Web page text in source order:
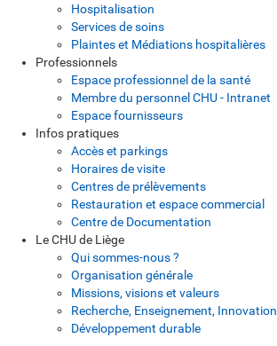
Hospitalisation
Services de soins
Plaintes et Médiations hospitalières
Professionnels
Espace professionnel de la santé
Membre du personnel CHU - Intranet
Espace fournisseurs
Infos pratiques
Accès et parkings
Horaires de visite
Centres de prélèvements
Restauration et espace commercial
Centre de Documentation
Le CHU de Liège
Qui sommes-nous ?
Organisation générale
Missions, visions et valeurs
Recherche, Enseignement, Innovation
Développement durable